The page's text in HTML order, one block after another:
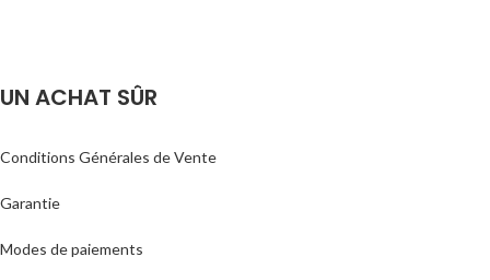
UN ACHAT SÛR
Conditions Générales de Vente
Garantie
Modes de paiements